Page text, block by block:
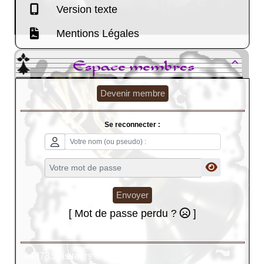
Version texte
Mentions Légales

Espace membres
Devenir membre
Se reconnecter :
Envoyer
[ Mot de passe perdu ? ]
448783 visiteurs